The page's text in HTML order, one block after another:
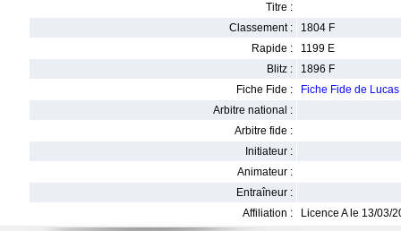
Titre :
Classement :
1804 F
Rapide :
1199 E
Blitz :
1896 F
Fiche Fide :
Fiche Fide de
Arbitre national :
Arbitre fide :
Initiateur :
Animateur :
Entraîneur :
Affiliation :
Licence A le 13/03/